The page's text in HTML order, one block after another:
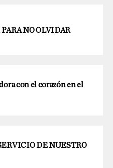
NO OLVIDAR
con el corazón en el
DE NUESTRO